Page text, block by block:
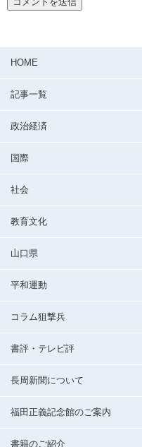
HOME
記事一覧
政治経済
国際
社会
教育文化
山口県
平和運動
コラム狙撃兵
書評・テレビ評
長周新聞について
福田正義記念館のご案内
書籍のご紹介